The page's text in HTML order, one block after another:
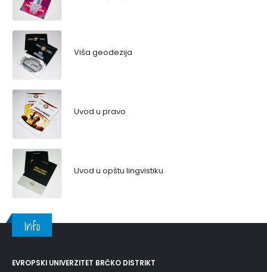
Viša geodezija
Uvod u pravo
Uvod u opštu lingvistiku
Info
EVROPSKI UNIVERZITET BRČKO DISTRIKT